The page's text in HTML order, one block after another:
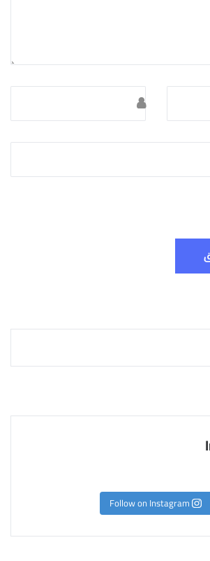
Follow on Instagram